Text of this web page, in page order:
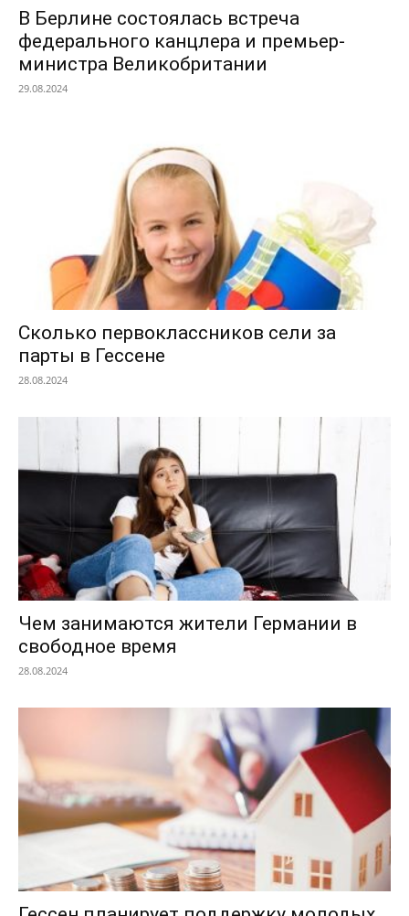
В Берлине состоялась встреча
федерального канцлера и премьер-
министра Великобритании
29.08.2024
Сколько первоклассников сели за
парты в Гессене
28.08.2024
Чем занимаются жители Германии в
свободное время
28.08.2024